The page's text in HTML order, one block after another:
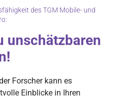
des TGM Mobile- und
unschätzbaren
Forscher kann es
Einblicke in Ihren